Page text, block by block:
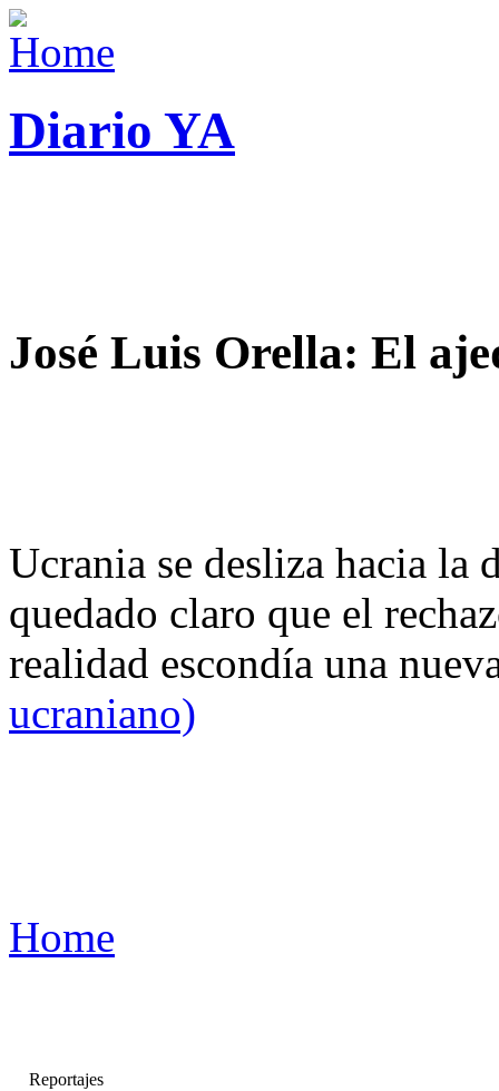
Diario YA
José Luis Orella: El
Ucrania se desliza hacia
quedado claro que el
realidad escondía una
ucraniano)
Home
Reportajes